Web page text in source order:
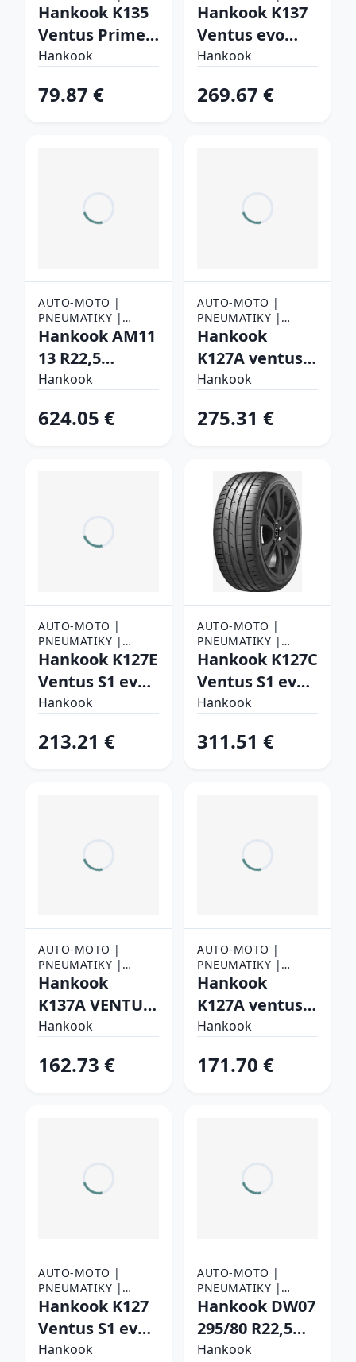
OSOBNÉ
Hankook K135
Ventus Prime4
205/55 R16 94
Hankook
79.87 €
OSOBNÉ
Hankook K137
Ventus evo
285/30 R22 101
Hankook
269.67 €
AUTO-MOTO |
PNEUMATIKY |
NÁKLADNÉ
Hankook AM11
13 R22,5
156/150 K
Hankook
624.05 €
AUTO-MOTO |
PNEUMATIKY |
OSOBNÉ
Hankook
K127A ventus
S1 evo3 SUV
W Letné
Hankook
275.31 €
AUTO-MOTO |
PNEUMATIKY |
OSOBNÉ
Hankook K127E
Ventus S1 evo3
ev 235/55 R20
Hankook
213.21 €
AUTO-MOTO |
PNEUMATIKY |
OSOBNÉ
Hankook K127C
Ventus S1 evo3
SUV 315/35 R21
Hankook
311.51 €
AUTO-MOTO |
PNEUMATIKY |
OSOBNÉ
Hankook
K137A VENTUS
EVO SUV 235/50
Hankook
162.73 €
AUTO-MOTO |
PNEUMATIKY |
OSOBNÉ
Hankook
K127A ventus
S1 evo3 SUV
Y Letné
Hankook
171.70 €
AUTO-MOTO |
PNEUMATIKY |
OSOBNÉ
Hankook K127
Ventus S1 evo3
235/40 R19 96
Hankook
AUTO-MOTO |
PNEUMATIKY |
NÁKLADNÉ
Hankook DW07
295/80 R22,5
152/148 L
Hankook